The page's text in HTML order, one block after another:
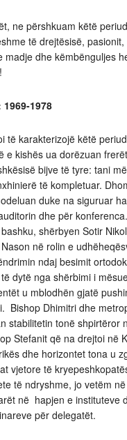
ne përshkuam këtë
të drejtësisë, pasionit,
madje dhe këmbënguljes
1969-1978
të karakterizojë këtë
e kishës ua dorëzuan
bijve të tyre: tani
të kompletuar.
duke na siguruar
dhe për
shërbyen Sotir
në rolin e
ndaj besimit
dytë nga shërbimi i
u mblodhën gjatë
Bishop Dhimitri dhe
stabilitetin tonë shpirtëror
Stefanit që na drejtoi në
dhe horizontet tona u
vjetore të
të ndryshme, jo vetëm
në hapjen e instituteve
për delegatët.